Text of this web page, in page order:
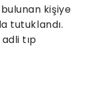
kişiye
tutuklandı.
tıp